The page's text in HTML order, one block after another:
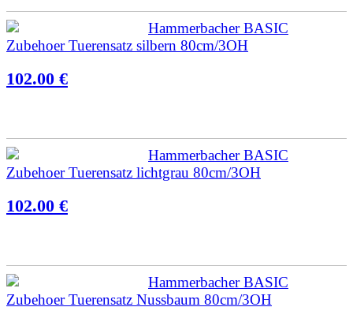
Hammerbacher BASIC
Zubehoer Tuerensatz silbern 80cm/3OH
102.00 €
Hammerbacher BASIC
Zubehoer Tuerensatz lichtgrau 80cm/3OH
102.00 €
Hammerbacher BASIC
Zubehoer Tuerensatz Nussbaum 80cm/3OH